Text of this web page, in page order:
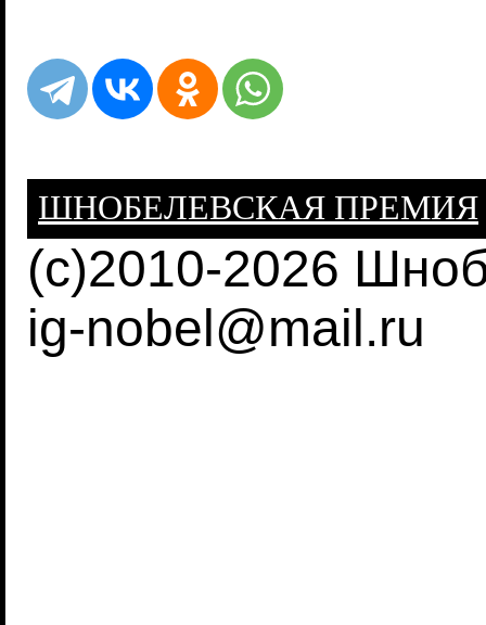
ШНОБЕЛЕВСКАЯ ПРЕМИЯ
(c)2010-2026
ig-nobel@mail.ru